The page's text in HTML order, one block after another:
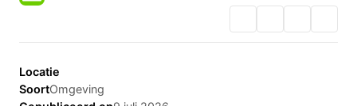
Locatie
SoortOmgeving